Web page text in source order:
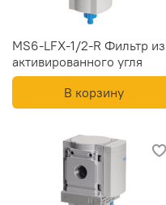
MS6-LFX-1/2-R Фильтр из
активированного угля
В корзину